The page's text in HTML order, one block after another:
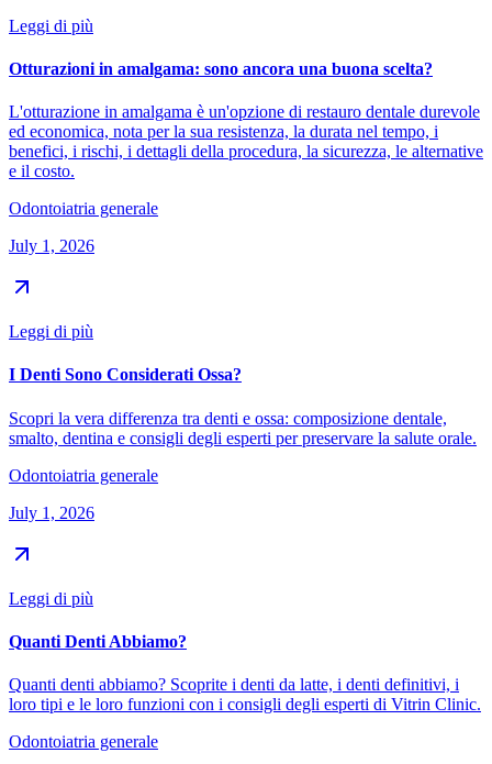
Leggi di più
Otturazioni in amalgama: sono ancora una buona scelta?
L'otturazione in amalgama è un'opzione di restauro dentale durevole
ed economica, nota per la sua resistenza, la durata nel tempo, i
benefici, i rischi, i dettagli della procedura, la sicurezza, le alternative
e il costo.
Odontoiatria generale
July 1, 2026
Leggi di più
I Denti Sono Considerati Ossa?
Scopri la vera differenza tra denti e ossa: composizione dentale,
smalto, dentina e consigli degli esperti per preservare la salute orale.
Odontoiatria generale
July 1, 2026
Leggi di più
Quanti Denti Abbiamo?
Quanti denti abbiamo? Scoprite i denti da latte, i denti definitivi, i
loro tipi e le loro funzioni con i consigli degli esperti di Vitrin Clinic.
Odontoiatria generale